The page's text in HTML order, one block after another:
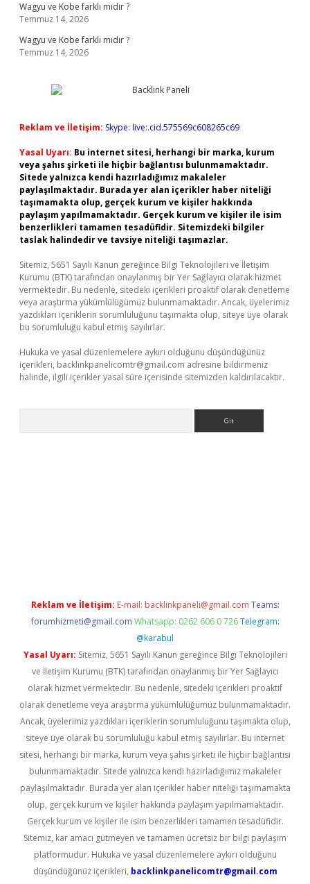
Wagyu ve Kobe farklı mıdır ?
Temmuz 14, 2026
Wagyu ve Kobe farklı mıdır ?
Temmuz 14, 2026
Reklam ve İletişim: Skype: live:.cid.575569c608265c69
Yasal Uyarı: Bu internet sitesi, herhangi bir marka, kurum
veya şahıs şirketi ile hiçbir bağlantısı bulunmamaktadır.
Sitede yalnızca kendi hazırladığımız makaleler
paylaşılmaktadır. Burada yer alan içerikler haber niteliği
taşımamakta olup, gerçek kurum ve kişiler hakkında
paylaşım yapılmamaktadır. Gerçek kurum ve kişiler ile isim
benzerlikleri tamamen tesadüfidir. Sitemizdeki bilgiler
taslak halindedir ve tavsiye niteliği taşımazlar.
Sitemiz, 5651 Sayılı Kanun gereğince Bilgi Teknolojileri ve İletişim
Kurumu (BTK) tarafından onaylanmış bir Yer Sağlayıcı olarak hizmet
vermektedir. Bu nedenle, sitedeki içerikleri proaktif olarak denetleme
veya araştırma yükümlülüğümüz bulunmamaktadır. Ancak, üyelerimiz
yazdıkları içeriklerin sorumluluğunu taşımakta olup, siteye üye olarak
bu sorumluluğu kabul etmiş sayılırlar.
Hukuka ve yasal düzenlemelere aykırı olduğunu düşündüğünüz
içerikleri, backlinkpanelicomtr@gmail.com adresine bildirmeniz
halinde, ilgili içerikler yasal süre içerisinde sitemizden kaldırılacaktır.
Reklam ve İletişim: E-mail: backlinkpaneli@gmail.com Teams:
forumhizmeti@gmail.com Whatsapp: 0262 606 0 726 Telegram:
@karabul
Yasal Uyarı: Sitemiz, 5651 Sayılı Kanun gereğince Bilgi Teknolojileri
ve İletişim Kurumu (BTK) tarafından onaylanmış bir Yer Sağlayıcı
olarak hizmet vermektedir. Bu nedenle, sitedeki içerikleri proaktif
olarak denetleme veya araştırma yükümlülüğümüz bulunmamaktadır.
Ancak, üyelerimiz yazdıkları içeriklerin sorumluluğunu taşımakta olup,
siteye üye olarak bu sorumluluğu kabul etmiş sayılırlar. Bu internet
sitesi, herhangi bir marka, kurum veya şahıs şirketi ile hiçbir bağlantısı
bulunmamaktadır. Sitede yalnızca kendi hazırladığımız makaleler
paylaşılmaktadır. Burada yer alan içerikler haber niteliği taşımamakta
olup, gerçek kurum ve kişiler hakkında paylaşım yapılmamaktadır.
Gerçek kurum ve kişiler ile isim benzerlikleri tamamen tesadüfidir.
Sitemiz, kar amacı gütmeyen ve tamamen ücretsiz bir bilgi paylaşım
platformudur. Hukuka ve yasal düzenlemelere aykırı olduğunu
düşündüğünüz içerikleri, backlinkpanelicomtr@gmail.com